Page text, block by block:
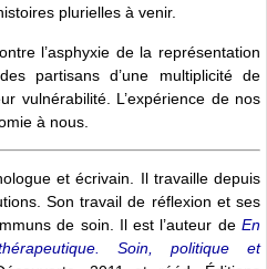
plurielles à venir.
l’asphyxie de la représentation
partisans d’une multiplicité de
vulnérabilité. L’expérience de nos
à nous.
et écrivain. Il travaille depuis
Son travail de réflexion et ses
de soin. Il est l’auteur de En
Soin, politique et